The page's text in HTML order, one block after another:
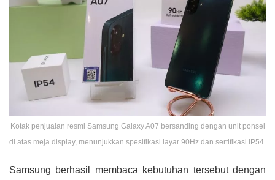
Kotak penjualan resmi Samsung Galaxy A07 bersanding dengan unit ponsel
di atas meja display, menunjukkan spesifikasi layar 90Hz dan sertifikasi IP54.
Samsung berhasil membaca kebutuhan tersebut dengan